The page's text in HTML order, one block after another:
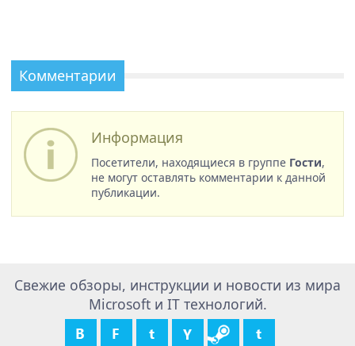
Комментарии
Информация
Посетители, находящиеся в группе Гости,
не могут оставлять комментарии к данной
публикации.
Свежие обзоры, инструкции и новости из мира
Microsoft и IT технологий.